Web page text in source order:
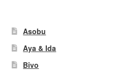
Asobu
Aya & Ida
Bivo